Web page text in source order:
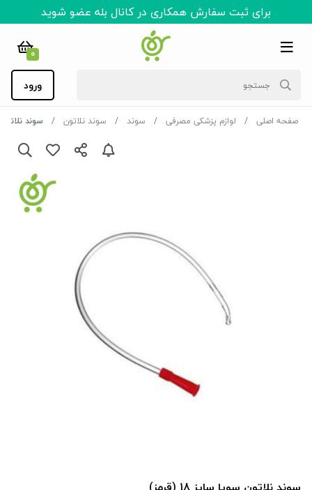
برای ثبت سفارش همکاری در کانال بله عضو شوید
0
ورود
صفحه اصلی لوازم پزشکی مصرفی سوند سوند نلاتون سوند نلاتون